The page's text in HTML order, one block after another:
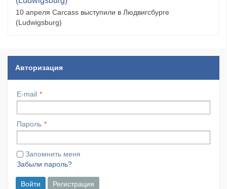
10 апреля Carcass выступили в Людвигсбурге
(Ludwigsburg)
Авторизация
E-mail
Пароль
Запомнить меня
Забыли пароль?
Войти Регистрация